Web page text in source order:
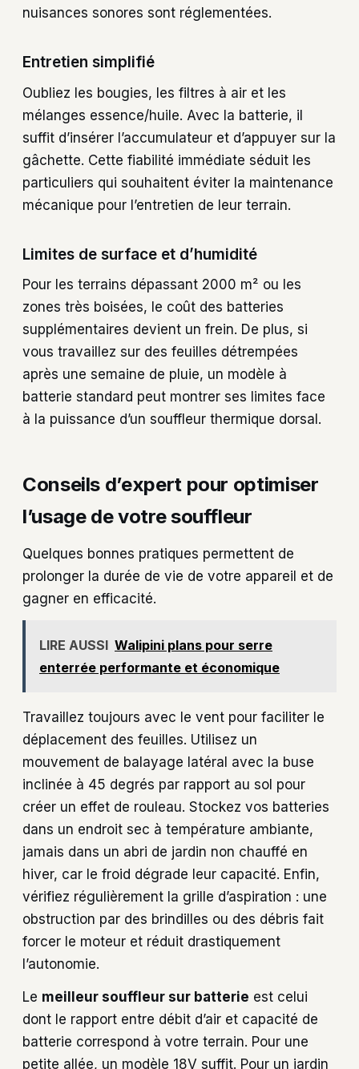
nuisances sonores sont réglementées.
Entretien simplifié
Oubliez les bougies, les filtres à air et les
mélanges essence/huile. Avec la batterie, il
suffit d’insérer l’accumulateur et d’appuyer sur la
gâchette. Cette fiabilité immédiate séduit les
particuliers qui souhaitent éviter la maintenance
mécanique pour l’entretien de leur terrain.
Limites de surface et d’humidité
Pour les terrains dépassant 2000 m² ou les
zones très boisées, le coût des batteries
supplémentaires devient un frein. De plus, si
vous travaillez sur des feuilles détrempées
après une semaine de pluie, un modèle à
batterie standard peut montrer ses limites face
à la puissance d’un souffleur thermique dorsal.
Conseils d’expert pour optimiser
l’usage de votre souffleur
Quelques bonnes pratiques permettent de
prolonger la durée de vie de votre appareil et de
gagner en efficacité.
LIRE AUSSI Walipini plans pour serre
enterrée performante et économique
Travaillez toujours avec le vent pour faciliter le
déplacement des feuilles. Utilisez un
mouvement de balayage latéral avec la buse
inclinée à 45 degrés par rapport au sol pour
créer un effet de rouleau. Stockez vos batteries
dans un endroit sec à température ambiante,
jamais dans un abri de jardin non chauffé en
hiver, car le froid dégrade leur capacité. Enfin,
vérifiez régulièrement la grille d’aspiration : une
obstruction par des brindilles ou des débris fait
forcer le moteur et réduit drastiquement
l’autonomie.
Le meilleur souffleur sur batterie est celui
dont le rapport entre débit d’air et capacité de
batterie correspond à votre terrain. Pour une
petite allée, un modèle 18V suffit. Pour un jardin